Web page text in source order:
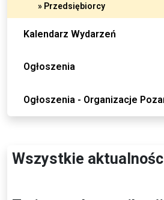
» Przedsiębiorcy
Kalendarz Wydarzeń
Ogłoszenia
Ogłoszenia - Organizacje
Wszystkie